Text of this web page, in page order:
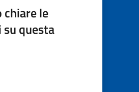
chiare le
questa